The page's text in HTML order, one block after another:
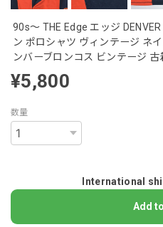
90s～ THE Edge エッジ
ン ポロシャツ ヴィンテージ ネ
ンバーブロンコス ビンテージ
¥5,800
数量
International
Add